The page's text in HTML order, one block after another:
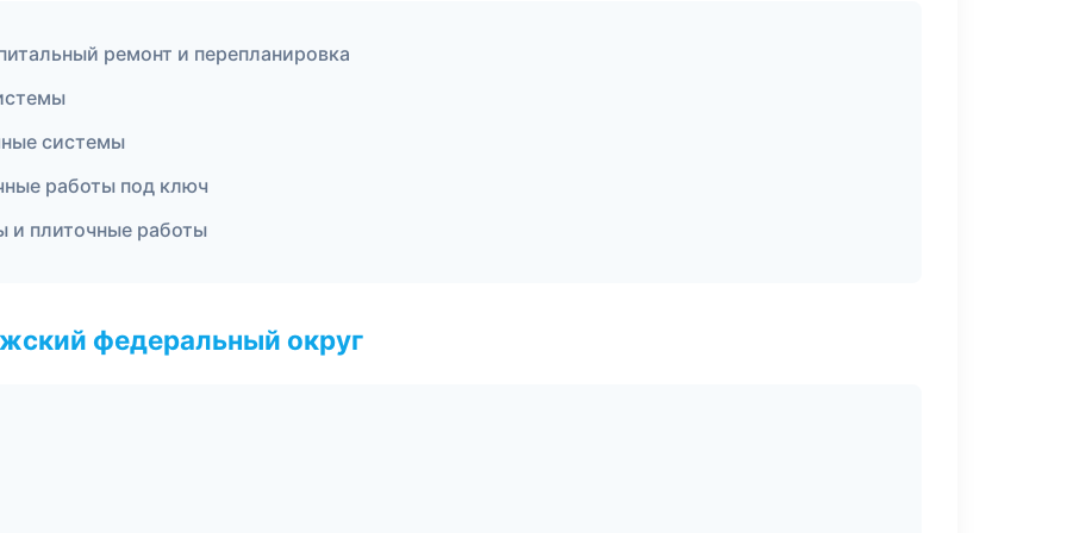
ремонт и перепланировка
системы
работы под ключ
и плиточные работы
федеральный округ